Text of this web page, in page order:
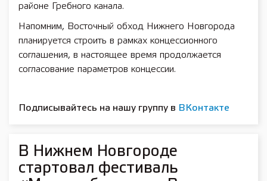
районе Гребного канала.
Напомним, Восточный обход Нижнего Новгорода
планируется строить в рамках концессионного
соглашения, в настоящее время продолжается
согласование параметров концессии.
Подписывайтесь на нашу группу в ВКонтакте
В Нижнем Новгороде
стартовал фестиваль